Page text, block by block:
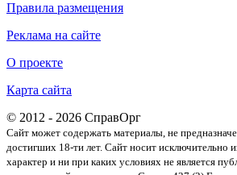
Правила размещения
Реклама на сайте
О проекте
Карта сайта
© 2012 - 2026 СправОрг
Сайт может содержать материалы, не
достигших 18-ти лет. Cайт носит исключительно
характер и ни при каких условиях не является